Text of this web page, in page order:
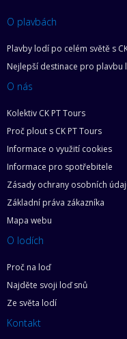
O plavbách
Plavby lodí po celém světě s
Nejlepší destinace pro plavbu
O nás
Kolektiv CK PT Tours
Proč plout s CK PT Tours
Informace o využití cookies
Informace pro spotřebitele
Zásady ochrany osobních
Základní práva zákazníka
Mapa webu
O lodích
Proč na loď
Najděte svoji loď snů
Ze světa lodí
Kontakt